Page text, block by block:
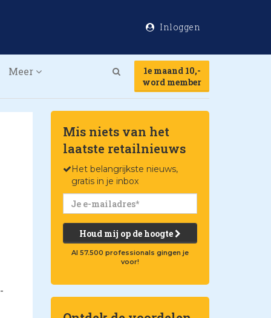
Inloggen
Meer
1e maand 10,-
word member
Mis niets van het
laatste retailnieuws
Het belangrijkste nieuws,
gratis in je inbox
Houd mij op de hoogte
Al 57.500 professionals gingen je
voor!